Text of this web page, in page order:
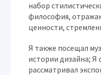
набор
философия,
ценности,
Я также посещал
истории дизайна; Я
рассматривал